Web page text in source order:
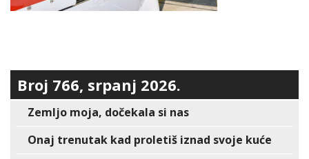
Broj 766, srpanj 2026.
Zemljo moja, dočekala si nas
Onaj trenutak kad proletiš iznad svoje kuće